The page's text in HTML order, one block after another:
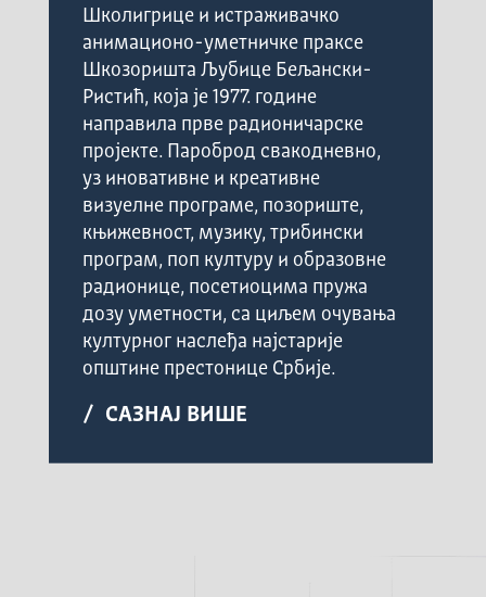
Школигрице и истраживачко
анимационо-уметничке праксе
Шкозоришта Љубице Бељански-
Ристић, која је 1977. године
направила прве радионичарске
пројекте. Пароброд свакодневно,
уз иновативне и креативне
визуелне програме, позориште,
књижевност, музику, трибински
програм, поп културу и образовне
радионице, посетиоцима пружа
дозу уметности, са циљем очувања
културног наслеђа најстарије
општине престонице Србије.
/ САЗНАЈ ВИШЕ